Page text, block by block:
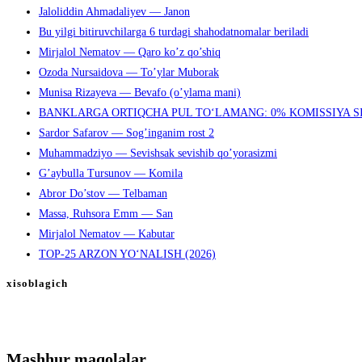
Jaloliddin Ahmadaliyev — Janon
Bu yilgi bitiruvchilarga 6 turdagi shahodatnomalar beriladi
Mirjalol Nematov — Qaro ko’z qo’shiq
Ozoda Nursaidova — To’ylar Muborak
Munisa Rizayeva — Bevafo (o’ylama mani)
BANKLARGA ORTIQCHA PUL TO‘LAMANG: 0% KOMISSIYA
Sardor Safarov — Sog’inganim rost 2
Muhammadziyo — Sevishsak sevishib qo’yorasizmi
G’aybulla Tursunov — Komila
Abror Do’stov — Telbaman
Massa, Ruhsora Emm — San
Mirjalol Nematov — Kabutar
TOP-25 ARZON YO‘NALISH (2026)
xisoblagich